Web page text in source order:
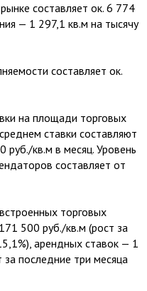
составляет ок. 6 774
— 1 297,1 кв.м на тысячу
составляет ок.
на площади торговых
ставки составляют
руб./кв.м в месяц. Уровень
составляет от
торговых
500 руб./кв.м (рост за
арендных ставок — 1
последние три месяца